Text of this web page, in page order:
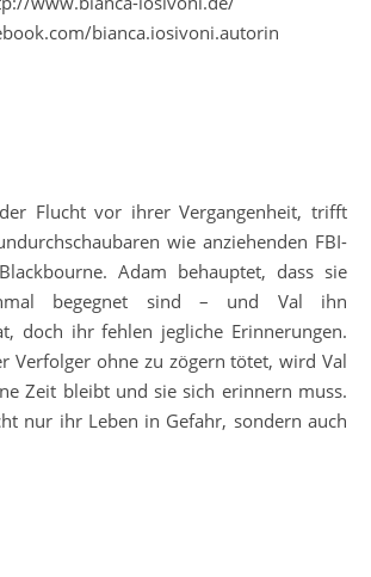
bianca.iosivoni.autorin
Flucht vor ihrer Vergangenheit, trifft
wie anziehenden FBI-
Adam behauptet, dass sie
begegnet sind – und Val ihn
doch ihr fehlen jegliche Erinnerungen.
Verfolger ohne zu zögern tötet, wird Val
Zeit bleibt und sie sich erinnern muss.
nur ihr Leben in Gefahr, sondern auch